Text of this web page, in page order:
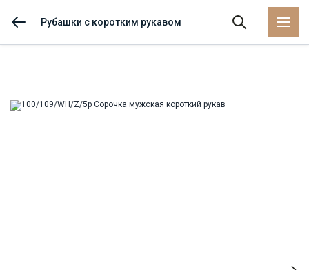
Рубашки с коротким рукавом